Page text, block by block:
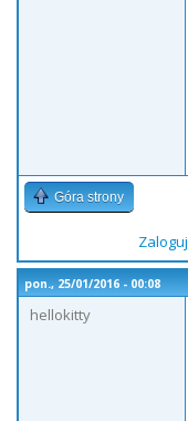
Góra strony
pon., 25/01/2016 - 00:08
hellokitty